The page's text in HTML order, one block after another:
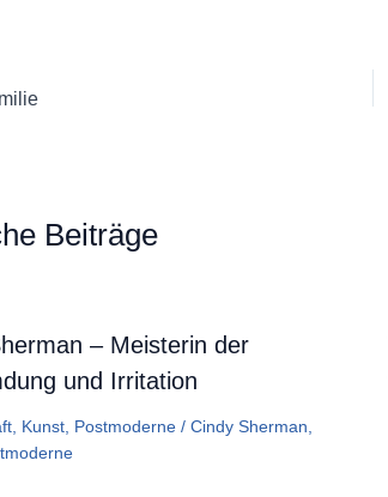
Beiträge
– Meisterin der
und Irritation
Kunst Postmoderne / Cindy Sherman